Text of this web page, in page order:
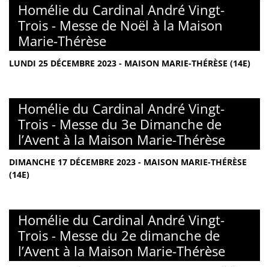
Homélie du Cardinal André Vingt-
Trois - Messe de Noël à la Maison
Marie-Thérèse
LUNDI 25 DÉCEMBRE 2023 - MAISON MARIE-THÉRÈSE (14E)
Homélie du Cardinal André Vingt-
Trois - Messe du 3e Dimanche de
l’Avent à la Maison Marie-Thérèse
DIMANCHE 17 DÉCEMBRE 2023 - MAISON MARIE-THÉRÈSE
(14E)
Homélie du Cardinal André Vingt-
Trois - Messe du 2e dimanche de
l’Avent à la Maison Marie-Thérèse